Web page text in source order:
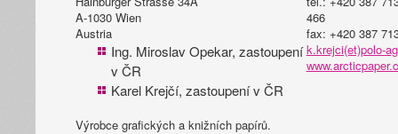
A-1030 Wien
Austria
Ing. Miroslav Opekar, zastoupení
v ČR
Karel Krejčí, zastoupení v ČR
466
fax: +420 387
k.krejci(et)polo-
Výrobce grafických a knižních papírů.